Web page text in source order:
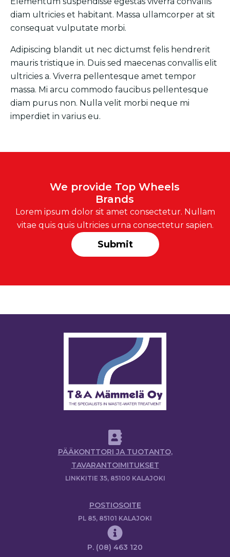
diam ultricies et habitant. Massa ullamcorper at sit
consequat vulputate morbi.
Adipiscing blandit ut nec dictumst felis hendrerit
mauris tristique in. Duis sed maecenas convallis elit
ultricies a. Viverra pellentesque amet tempor
massa. Mi arcu commodo faucibus pellentesque
diam purus non. Nulla velit morbi neque mi
imperdiet in varius eu.
We provide Top Wheels
Brands
Lorem ipsum dolor sit amet consectetur. Nullam
vitae quis quis ultricies urna consectetur sapien.
Submit
PÄÄKONTTORI JA TUOTANTO,
TAVARANTOIMITUKSET
LINKKITIE 35, 85100 KALAJOKI
POSTIOSOITE
PL 85, 85101 KALAJOKI
P. (08) 463 120